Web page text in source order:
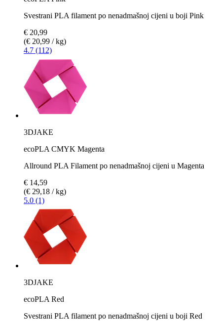
Svestrani PLA filament po nenadmašnoj cijeni u boji Pink
€ 20,99
(€ 20,99 / kg)
4.7 (112)
3DJAKE
ecoPLA CMYK Magenta
Allround PLA Filament po nenadmašnoj cijeni u Magenta
€ 14,59
(€ 29,18 / kg)
5.0 (1)
3DJAKE
ecoPLA Red
Svestrani PLA filament po nenadmašnoj cijeni u boji Red